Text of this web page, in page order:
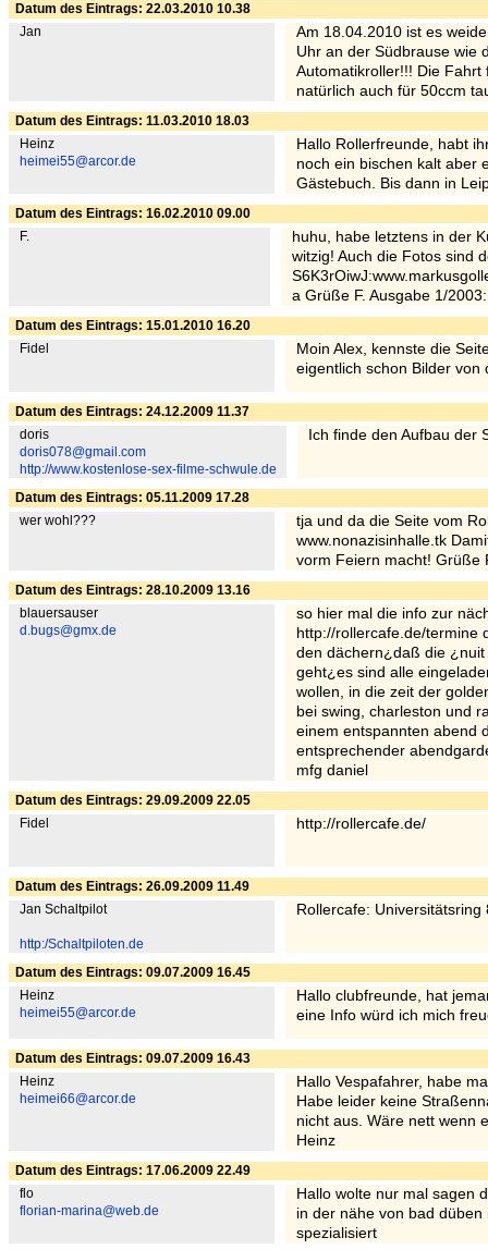
Datum des Eintrags: 22.03.2010 10.38
Jan
Am 18.04.2010 ist es
Uhr an der Südbrause wie
Automatikroller!!! Die Fahrt
natürlich auch für 50ccm
Datum des Eintrags: 11.03.2010 18.03
Heinz
heimei55@arcor.de
Hallo Rollerfreunde, habt
noch ein bischen kalt aber
Gästebuch. Bis dann in
Datum des Eintrags: 16.02.2010 09.00
F.
huhu, habe letztens in der
witzig! Auch die Fotos sind
a Grüße F. Ausgabe 1/
Datum des Eintrags: 15.01.2010 16.20
Fidel
Moin Alex, kennste die
eigentlich schon Bilder von
Datum des Eintrags: 24.12.2009 11.37
doris
doris078@gmail.com
http://www.kostenlose-sex-filme-schwule.de
Ich finde den Aufbau der
Datum des Eintrags: 05.11.2009 17.28
wer wohl???
tja und da die Seite vom
www.nonazisinhalle.tk
vorm Feiern macht! Grüße
Datum des Eintrags: 28.10.2009 13.16
blauersauser
d.bugs@gmx.de
so hier mal die info zur
http://rollercafe.de/termine
den dächern¿daß die
geht¿es sind alle
wollen, in die zeit der
bei swing, charleston und
einem entspannten abend
entsprechender
mfg daniel
Datum des Eintrags: 29.09.2009 22.05
Fidel
http://rollercafe.de/
Datum des Eintrags: 26.09.2009 11.49
Jan Schaltpilot
http:/Schaltpiloten.de
Rollercafe:
Datum des Eintrags: 09.07.2009 16.45
Heinz
heimei55@arcor.de
Hallo clubfreunde, hat
eine Info würd ich mich
Datum des Eintrags: 09.07.2009 16.43
Heinz
heimei66@arcor.de
Hallo Vespafahrer, habe
Habe leider keine
nicht aus. Wäre nett wenn
Heinz
Datum des Eintrags: 17.06.2009 22.49
flo
florian-marina@web.de
Hallo wolte nur mal sagen
in der nähe von bad
spezialisiert